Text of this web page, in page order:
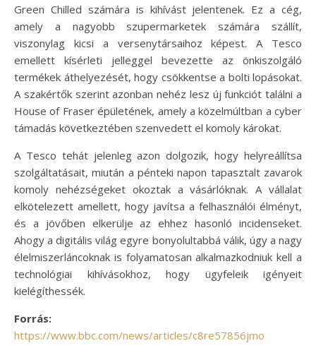
Green Chilled számára is kihívást jelentenek. Ez a cég,
amely a nagyobb szupermarketek számára szállít,
viszonylag kicsi a versenytársaihoz képest. A Tesco
emellett kísérleti jelleggel bevezette az önkiszolgáló
termékek áthelyezését, hogy csökkentse a bolti lopásokat.
A szakértők szerint azonban nehéz lesz új funkciót találni a
House of Fraser épületének, amely a közelmúltban a cyber
támadás következtében szenvedett el komoly károkat.
A Tesco tehát jelenleg azon dolgozik, hogy helyreállítsa
szolgáltatásait, miután a pénteki napon tapasztalt zavarok
komoly nehézségeket okoztak a vásárlóknak. A vállalat
elkötelezett amellett, hogy javítsa a felhasználói élményt,
és a jövőben elkerülje az ehhez hasonló incidenseket.
Ahogy a digitális világ egyre bonyolultabbá válik, úgy a nagy
élelmiszerláncoknak is folyamatosan alkalmazkodniuk kell a
technológiai kihívásokhoz, hogy ügyfeleik igényeit
kielégíthessék.
Forrás:
https://www.bbc.com/news/articles/c8re57856jmo